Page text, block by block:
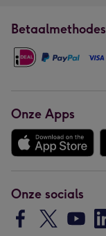
Betaalmethodes
Onze Apps
Onze socials